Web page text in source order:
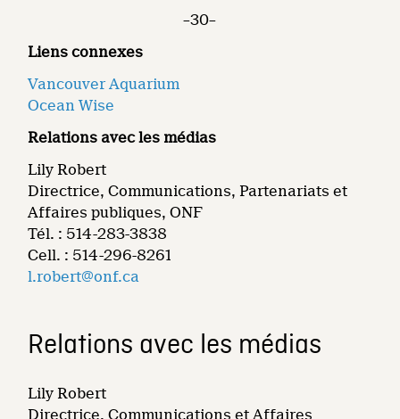
–30–
Liens connexes
Vancouver Aquarium
Ocean Wise
Relations avec les médias
Lily Robert
Directrice, Communications, Partenariats et
Affaires publiques, ONF
Tél. : 514-283-3838
Cell. : 514-296-8261
l.robert@onf.ca
Relations avec les médias
Lily Robert
Directrice, Communications et Affaires